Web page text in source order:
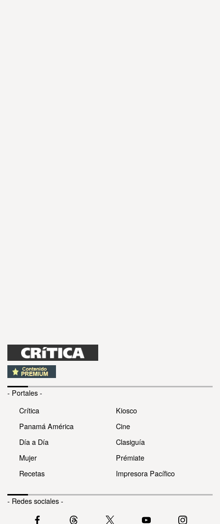
- Portales -
Crítica
Panamá América
Día a Día
Mujer
Recetas
Kiosco
Cine
Clasiguía
Prémiate
Impresora Pacífico
- Redes sociales -